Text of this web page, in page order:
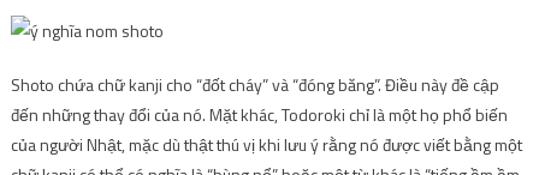
Shoto chứa chữ kanji cho “đốt cháy” và “đóng băng”. Điều này đề cập
đến những thay đổi của nó. Mặt khác, Todoroki chỉ là một họ phổ biến
của người Nhật, mặc dù thật thú vị khi lưu ý rằng nó được viết bằng một